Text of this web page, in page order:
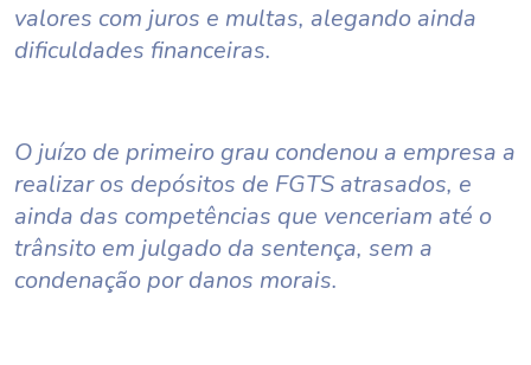
valores com juros e multas, alegando ainda
dificuldades financeiras.
O juízo de primeiro grau condenou a empresa a
realizar os depósitos de FGTS atrasados, e
ainda das competências que venceriam até o
trânsito em julgado da sentença, sem a
condenação por danos morais.